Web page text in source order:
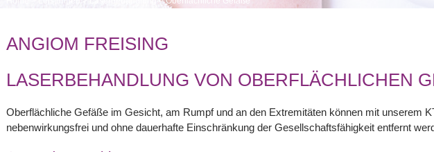
ANGIOM FREISING
LASERBEHANDLUNG VON OBERFLÄCHLICHEN
Oberflächliche Gefäße im Gesicht, am Rumpf und an den Extremitäten können mit unserem
nebenwirkungsfrei und ohne dauerhafte Einschränkung der Gesellschaftsfähigkeit entfernt